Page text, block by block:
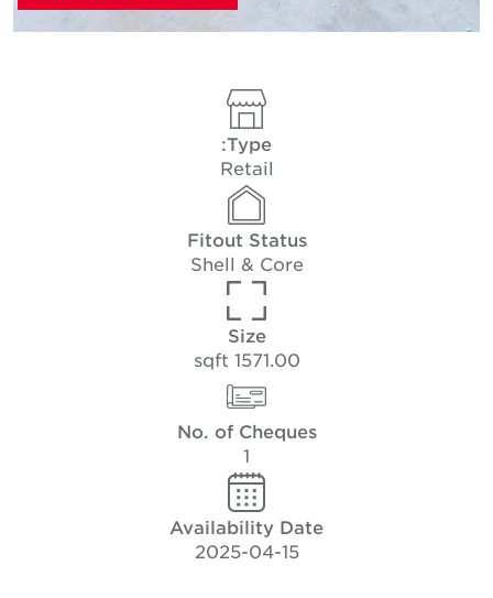
Type:
Retail
Fitout Status
Shell & Core
Size
1571.00 sqft
No. of Cheques
Availability Date
2025-04-15